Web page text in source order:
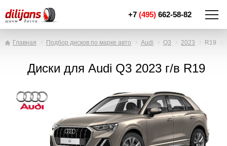
+7 (495) 662-58-82
Главная Подбор дисков по марке авто Audi Q3 2023 R19
Диски для Audi Q3 2023 г/в R19